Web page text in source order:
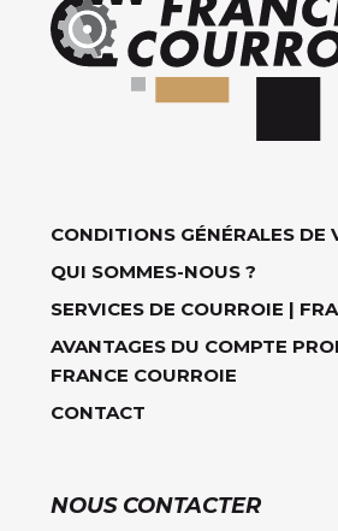
CONDITIONS GÉNÉRALES DE
QUI SOMMES-NOUS ?
SERVICES DE COURROIE |
AVANTAGES DU COMPTE
FRANCE COURROIE
CONTACT
NOUS CONTACTER